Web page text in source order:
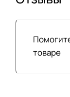
товаре